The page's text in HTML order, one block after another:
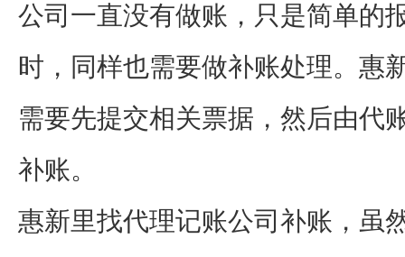
公司一直没有做账，只是简单的
时，同样也需要做补账处理。惠
需要先提交相关票据，然后由代
补账。
惠新里找代理记账公司补账，虽